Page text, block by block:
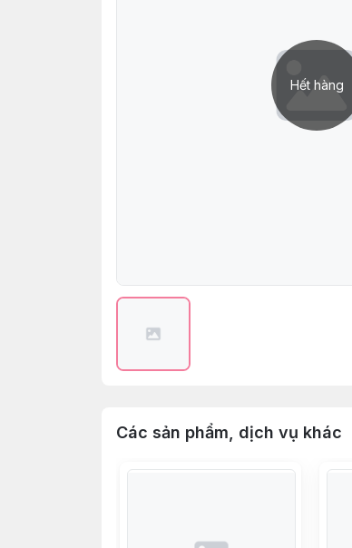
Hết hàng
Các sản phẩm, dịch vụ khác